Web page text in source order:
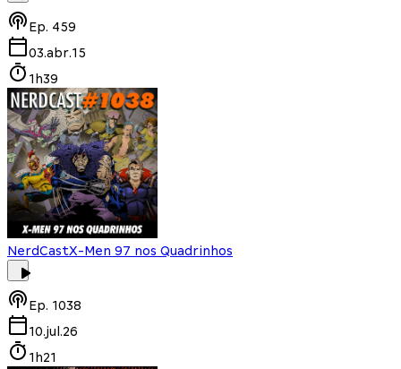
Ep. 459
03.abr.15
1h39
NerdCastX-Men 97 nos Quadrinhos
Ep. 1038
10.jul.26
1h21